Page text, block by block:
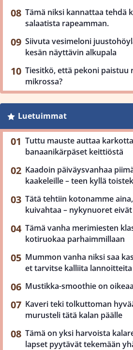
Tämä niksi kannattaa tehdä
salaatista rapeamman.
Siivuta vesimeloni
kesän näyttävin alkupala
Tiesitkö, että pekoni paistuu
mikrossa?
Luetuimmat
Tuttu mauste auttaa
banaanikärpäset keittiöstä
Kaadoin päiväysvanhaa
kaakeleille – teen kyllä
Tätä tehtiin kotonamme
kuivahtaa – nykynuoret
Tämä vanha merimiesten
kotiruokaa parhaimmillaan
Mummon vanha niksi saa
et tarvitse kalliita lannoitteita
Mustikka-smoothie on
Kaveri teki tolkuttoman
murusteli tätä kalan päälle
Tämä on yksi harvoista
lapset pyytävät tekemään